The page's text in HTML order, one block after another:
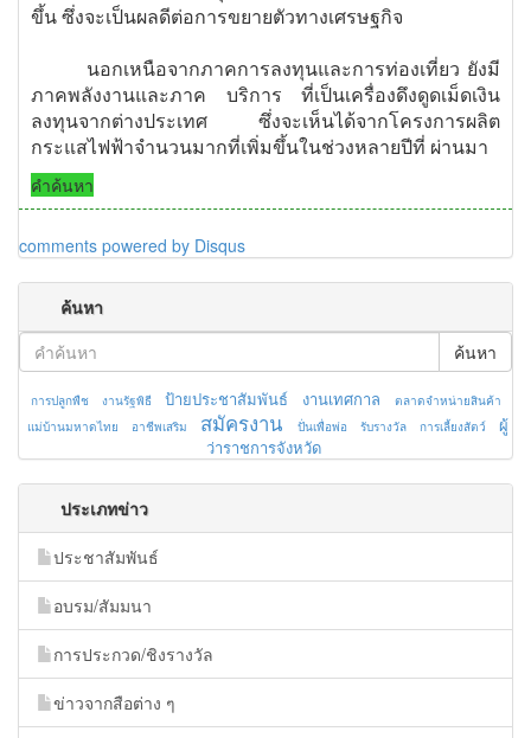
ขึ้น ซึ่งจะเป็นผลดีต่อการขยายตัวทางเศรษฐกิจ
นอกเหนือจากภาคการลงทุนและการท่องเที่ยว ยังมี
ภาคพลังงานและภาค บริการ ที่เป็นเครื่องดึงดูดเม็ดเงิน
ลงทุนจากต่างประเทศ ซึ่งจะเห็นได้จากโครงการผลิต
กระแสไฟฟ้าจำนวนมากที่เพิ่มขึ้นในช่วงหลายปีที่ ผ่านมา
คำค้นหา
comments powered by Disqus
ค้นหา
ค้นหา
การปลูกพืช งานรัฐพิธี ป้ายประชาสัมพันธ์ งานเทศกาล
ตลาดจำหน่ายสินค้า
แม่บ้านมหาดไทย
อาชีพเสริม สมัครงาน ปั่นเพื่อพ่อ รับรางวัล การเลี้ยงสัตว์
ผู้
ว่าราชการจังหวัด
ประเภทข่าว
ประชาสัมพันธ์
อบรม/สัมมนา
การประกวด/ชิงรางวัล
ข่าวจากสือต่าง ๆ